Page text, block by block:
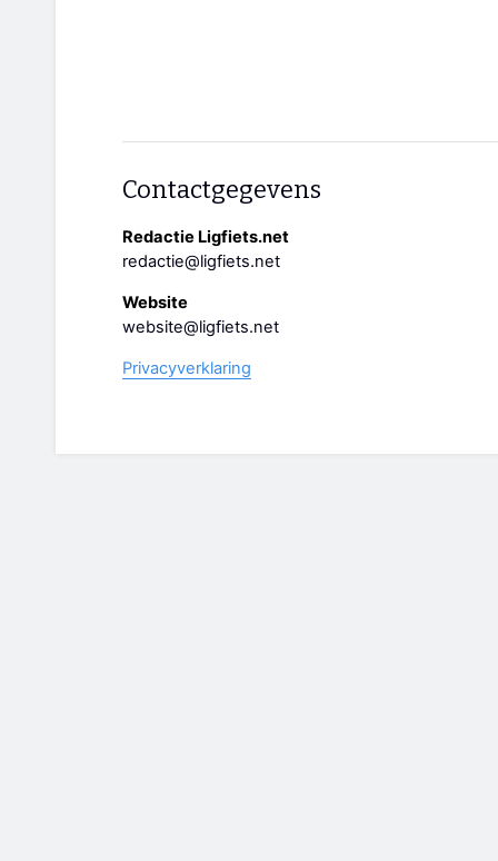
Contactgegevens
Redactie Ligfiets.net
redactie@ligfiets.net
Website
website@ligfiets.net
Privacyverklaring